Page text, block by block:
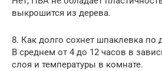
выкрошится из дерева.
8. Как долго сохнет шпаклевка по
В среднем от 4 до 12 часов в
слоя и температуры в комнате.